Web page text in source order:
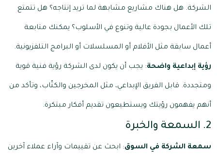
الشركة. هل هناك مشاريع مشابهة لما تريد إنتاجه؟ هل تتمتع
تلك الأعمال بجودة عالية وتنوع في الأسلوب؟ يمكنك متابعة
أعمال سابقة مثل الأفلام أو المسلسلات أو البرامج التلفزيونية.
رؤية إبداعية واضحة: يجب أن يكون لدى الشركة رؤية فنية قوية
ومتجددة. قابل الفريق الإبداعي، مثل المخرجين والكتّاب، وتأكد من
أنهم يفهمون رؤيتك ويستطيعون تقديم أفكار مبتكرة.
2. السمعة والخبرة
سمعة الشركة في السوق: ابحث عن تقييمات وآراء عملاء آخرين